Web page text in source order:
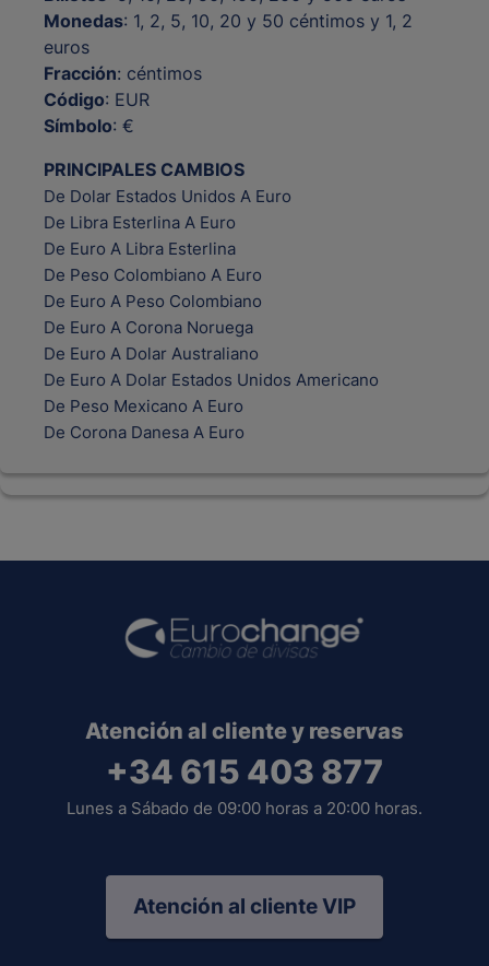
Monedas: 1, 2, 5, 10, 20 y 50 céntimos y 1, 2
euros
Fracción: céntimos
Código: EUR
Símbolo: €
PRINCIPALES CAMBIOS
De Dolar Estados Unidos A Euro
De Libra Esterlina A Euro
De Euro A Libra Esterlina
De Peso Colombiano A Euro
De Euro A Peso Colombiano
De Euro A Corona Noruega
De Euro A Dolar Australiano
De Euro A Dolar Estados Unidos Americano
De Peso Mexicano A Euro
De Corona Danesa A Euro
Atención al cliente y reservas
+34 615 403 877
Lunes a Sábado de 09:00 horas a 20:00 horas.
Atención al cliente VIP